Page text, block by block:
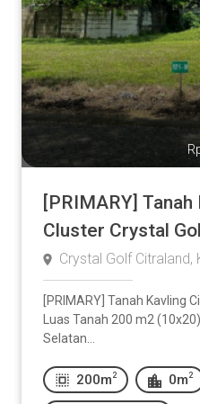
[PRIMARY]
Cluster Crystal
Crystal Golf Citraland,
[PRIMARY] Tanah Kavling
Luas Tanah 200 m2
Selatan...
200m 2 0m 2